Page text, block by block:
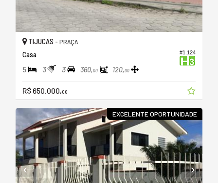
#1.124
TIJUCAS - PRAÇA
Casa
5 3 3 360,00 120,00
R$ 650.000,00
EXCELENTE OPORTUNIDADE